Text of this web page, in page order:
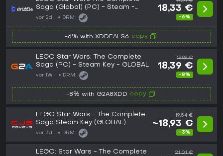
Saga (Global) (PC) - Steam -
Digital Key
vor 2d DRM:
18,33 €
-6%
-6% with XDDEALS6 copy
LEGO Star Wars: The Complete
Saga (PC) - Steam Key - GLOBAL
vor 1W DRM:
19,99 €
18,39 €
-8%
-8% with G2A8XDD copy
LEGO Star Wars - The Complete
Saga Steam Key (GLOBAL)
vor 3d DRM:
19,54 €
~18,93 €
-3%
LEGO: Star Wars - The Complete
21,01 €